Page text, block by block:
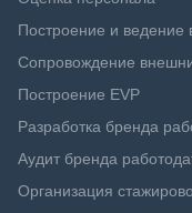
Построение и ведение
Сопровождение
Построение EVP
Разработка бренда
Аудит бренда
Организация